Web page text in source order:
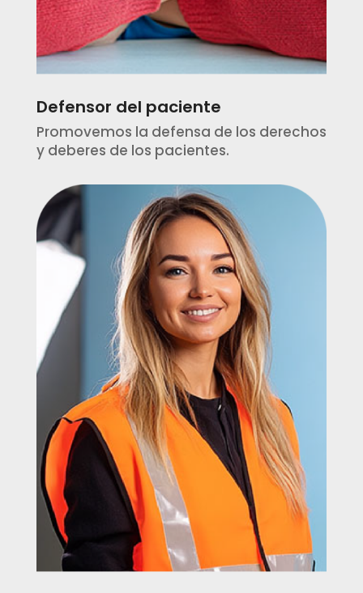
Defensor del paciente
Promovemos la defensa de los derechos
y deberes de los pacientes.